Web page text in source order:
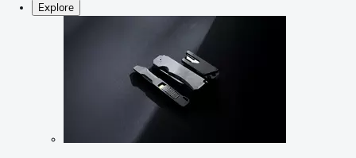
Explore